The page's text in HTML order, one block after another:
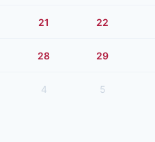
21 22
28 29
4 5